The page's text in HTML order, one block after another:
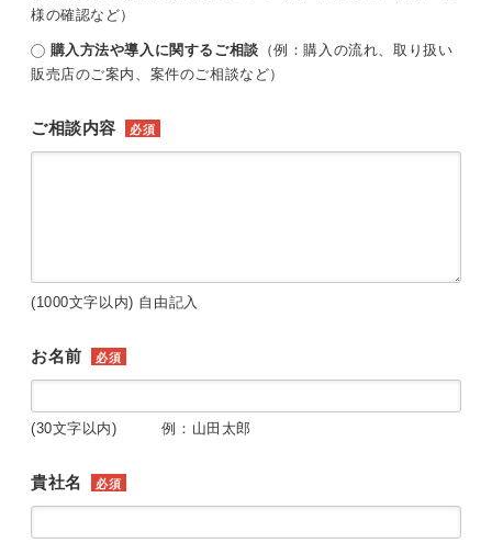
様の確認など）
購入方法や導入に関するご相談 （例：購入の流れ、取り扱い
販売店のご案内、案件のご相談など）
ご相談内容 必須
(1000文字以内) 自由記入
お名前 必須
(30文字以内) 例：山田太郎
貴社名 必須